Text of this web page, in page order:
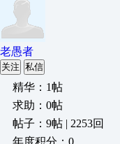
老愚者
关注 私信
精华：1帖
求助：0帖
帖子：9帖 | 2253回
年度积分：0